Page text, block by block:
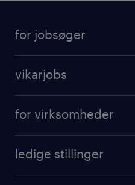
for jobsøger
vikarjobs
for virksomheder
ledige stillinger